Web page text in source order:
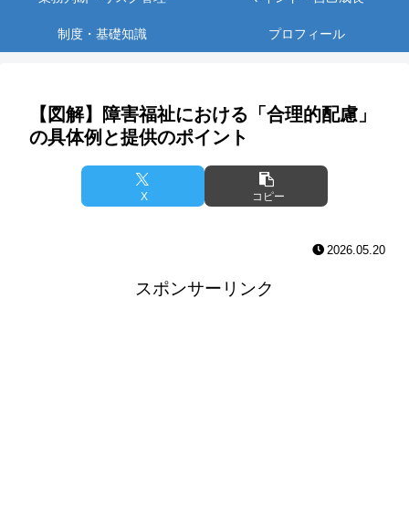
制度・基礎知識 プロフィール
【図解】障害福祉における「合理的配慮」
の具体例と提供のポイント
X コピー
2026.05.20
スポンサーリンク